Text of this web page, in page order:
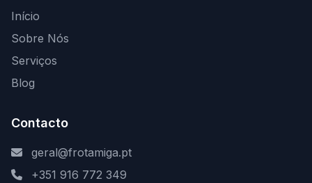
Início
Sobre Nós
Serviços
Blog
Contacto
geral@frotamiga.pt
+351 916 772 349